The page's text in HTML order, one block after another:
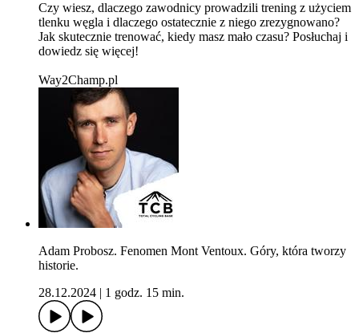
Czy wiesz, dlaczego zawodnicy prowadzili trening z użyciem
tlenku węgla i dlaczego ostatecznie z niego zrezygnowano?
Jak skutecznie trenować, kiedy masz mało czasu? Posłuchaj i
dowiedz się więcej!
Way2Champ.pl
Adam Probosz. Fenomen Mont Ventoux. Góry, która tworzy
historie.
28.12.2024
1 godz. 15 min.